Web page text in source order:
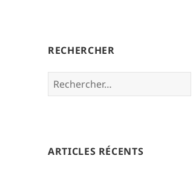
RECHERCHER
Rechercher :
ARTICLES RÉCENTS